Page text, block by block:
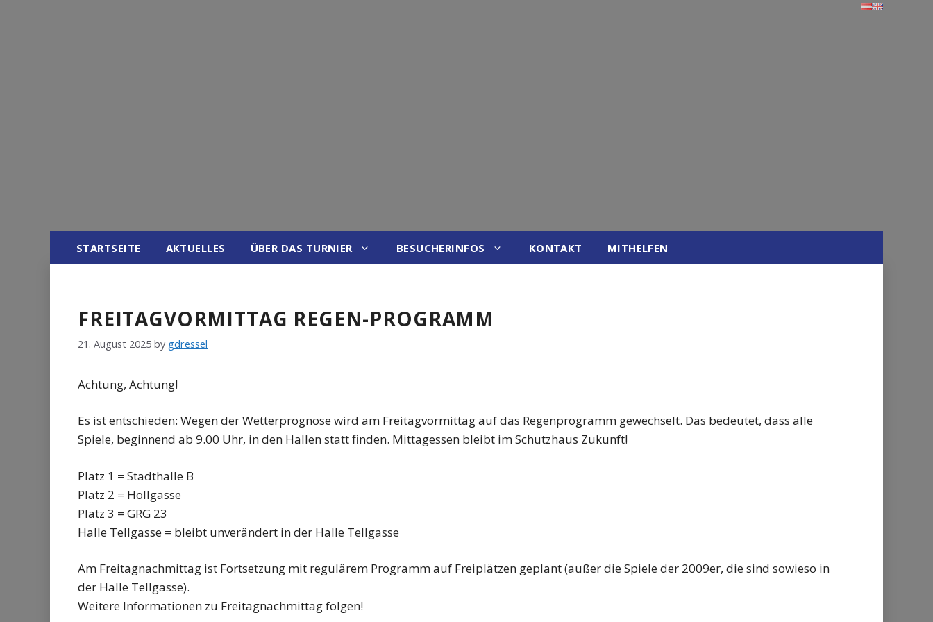
STARTSEITE AKTUELLES ÜBER DAS TURNIER BESUCHERINFOS KONTAKT MITHELFEN
FREITAGVORMITTAG REGEN-PROGRAMM
21. August 2025 by gdressel
Achtung, Achtung!
Es ist entschieden: Wegen der Wetterprognose wird am Freitagvormittag auf das Regenprogramm gewechselt. Das bedeutet, dass alle
Spiele, beginnend ab 9.00 Uhr, in den Hallen statt finden. Mittagessen bleibt im Schutzhaus Zukunft!
Platz 1 = Stadthalle B
Platz 2 = Hollgasse
Platz 3 = GRG 23
Halle Tellgasse = bleibt unverändert in der Halle Tellgasse
Am Freitagnachmittag ist Fortsetzung mit regulärem Programm auf Freiplätzen geplant (außer die Spiele der 2009er, die sind sowieso in
der Halle Tellgasse).
Weitere Informationen zu Freitagnachmittag folgen!